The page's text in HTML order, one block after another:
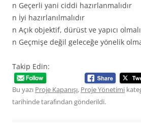
n Geçerli yani ciddi hazırlanmalıdır
n İyi hazırlanılmalıdır
n Açık objektif, dürüst ve yapıcı
n Geçmişe değil geleceğe yönelik
Takip Edin:
Bu yazı Proje Kapanışı, Proje Yönetimi
tarihindetarafından gönderildi.